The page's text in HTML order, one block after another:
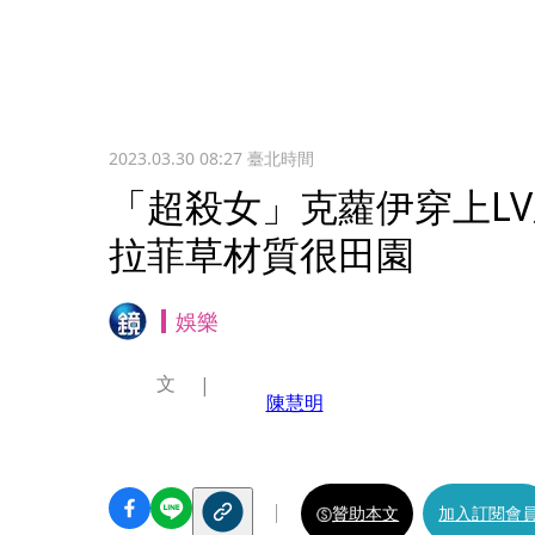
2023.03.30 08:27臺北時間
「超殺女」克蘿伊穿
拉菲草材質很田園
娛樂
文
陳慧明
贊助本文 加入訂閱會